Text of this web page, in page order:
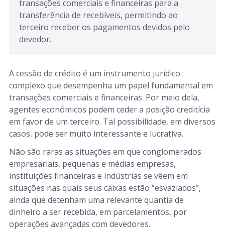
transações comerciais e financeiras para a
transferência de recebíveis, permitindo ao
terceiro receber os pagamentos devidos pelo
devedor.
A cessão de crédito é um instrumento jurídico
complexo que desempenha um papel fundamental em
transações comerciais e financeiras. Por meio dela,
agentes econômicos podem ceder a posição creditícia
em favor de um terceiro. Tal possibilidade, em diversos
casos, pode ser muito interessante e lucrativa.
Não são raras as situações em que conglomerados
empresariais, pequenas e médias empresas,
instituições financeiras e indústrias se vêem em
situações nas quais seus caixas estão “esvaziados”,
ainda que detenham uma relevante quantia de
dinheiro a ser recebida, em parcelamentos, por
operações avançadas com devedores.